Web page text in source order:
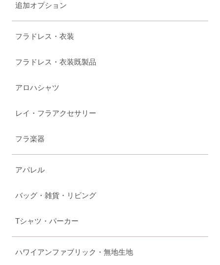
追加オプション
フラドレス・衣装
フラドレス・衣装既製品
アロハシャツ
レイ・フラアクセサリー
フラ楽器
アパレル
バッグ・雑貨・リビング
Tシャツ・パーカー
ハワイアンファブリック・無地生地